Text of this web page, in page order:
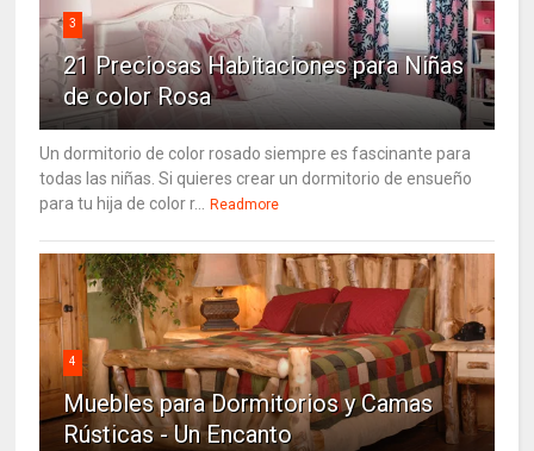
3
21 Preciosas Habitaciones para Niñas
de color Rosa
Un dormitorio de color rosado siempre es fascinante para
todas las niñas. Si quieres crear un dormitorio de ensueño
para tu hija de color r... Readmore
4
Muebles para Dormitorios y Camas
Rústicas - Un Encanto